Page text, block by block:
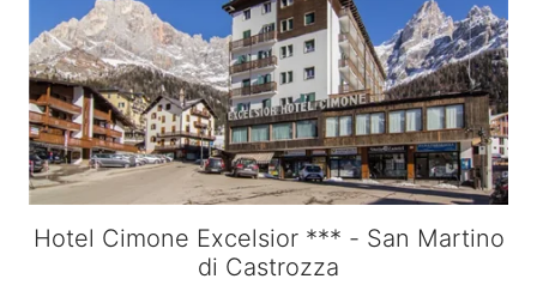
Hotel Cimone Excelsior *** - San Martino
di Castrozza